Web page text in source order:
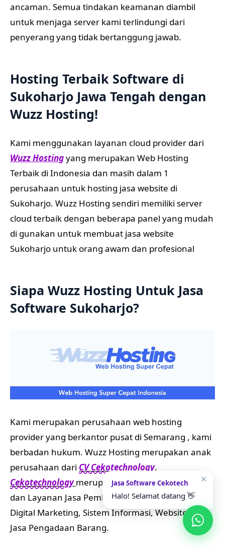
ancaman. Semua tindakan keamanan diambil
untuk menjaga server kami terlindungi dari
penyerang yang tidak bertanggung jawab.
Hosting Terbaik Software di
Sukoharjo Jawa Tengah dengan
Wuzz Hosting!
Kami menggunakan layanan cloud provider dari
Wuzz Hostingyang merupakan Web Hosting
Terbaik di Indonesia dan masih dalam 1
perusahaan untuk hosting jasa website di
Sukoharjo. Wuzz Hosting sendiri memiliki server
cloud terbaik dengan beberapa panel yang mudah
di gunakan untuk membuat jasa website
Sukoharjo untuk orang awam dan profesional
Siapa Wuzz Hosting Untuk Jasa
Software Sukoharjo?
Kami merupakan perusahaan web hosting
provider yang berkantor pusat di Semarang , kami
berbadan hukum. Wuzz Hosting merupakan anak
perusahaan dari CV Cekotechnology.
Cekotechnology merupakan perusahaan Partner
dan Layanan Jasa Pembuatan Aplikasi, Desain,
Digital Marketing, Sistem Informasi, Website dan
Jasa Pengadaan Barang.
✕
Jasa Software Cekotech
Halo! Selamat datang 👋